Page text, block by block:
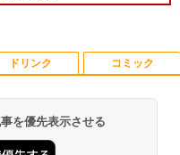
ポイント10倍 お買い物マ
ProDesk 600 G4 SFF C
リ8GB SSD128GB HDD
Pro 64bit 無線LAN
】【1年保証】
富士通 23.8型液晶ディ
sub,DVI,Displayport フ
中古ディスプレイ 中
型 ワイド 液晶モニター
経エンタテインメント9月
刊】【雑誌】
P40i オフホワイト
feat. Flo Milli, ATL Jacob
ドリンク
定】 い・ろ・は・す 2L P
本
コミック
17巻 (デジタル版ビッグガ
)
を優先表示させる